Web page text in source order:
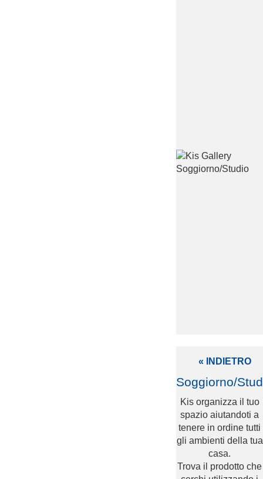
« INDIETRO
Soggiorno/
Kis organizza il tuo
spazio aiutandoti a
tenere in ordine tutti
gli ambienti della tua
casa.
Trova il prodotto che